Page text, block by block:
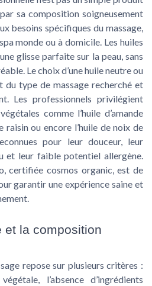
sa composition soigneusement
besoins spécifiques du massage,
monde ou à domicile. Les huiles
glisse parfaite sur la peau, sans
Le choix d’une huile neutre ou
du type de massage recherché et
Les professionnels privilégient
comme l’huile d’amande
raisin ou encore l’huile de noix de
pour leur douceur, leur
et leur faible potentiel allergène.
certifiée cosmos organic, est de
garantir une expérience saine et
et la composition
repose sur plusieurs critères :
l’absence d’ingrédients